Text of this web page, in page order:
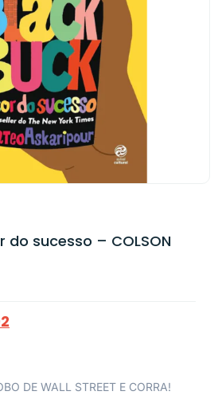
do sucesso – COLSON
DE WALL STREET E CORRA!